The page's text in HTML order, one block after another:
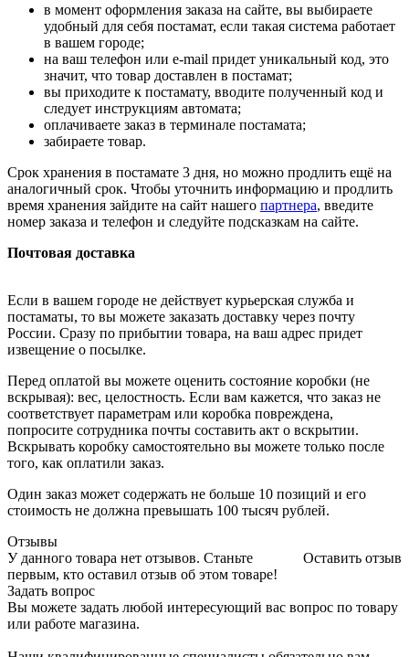
в момент оформления заказа на сайте, вы выбираете
удобный для себя постамат, если такая система работает
в вашем городе;
на ваш телефон или e-mail придет уникальный код, это
значит, что товар доставлен в постамат;
вы приходите к постамату, вводите полученный код и
следует инструкциям автомата;
оплачиваете заказ в терминале постамата;
забираете товар.
Срок хранения в постамате 3 дня, но можно продлить ещё на
аналогичный срок. Чтобы уточнить информацию и продлить
время хранения зайдите на сайт нашего партнера, введите
номер заказа и телефон и следуйте подсказкам на сайте.
Почтовая доставка
Если в вашем городе не действует курьерская служба и
постаматы, то вы можете заказать доставку через почту
России. Сразу по прибытии товара, на ваш адрес придет
извещение о посылке.
Перед оплатой вы можете оценить состояние коробки (не
вскрывая): вес, целостность. Если вам кажется, что заказ не
соответствует параметрам или коробка повреждена,
попросите сотрудника почты составить акт о вскрытии.
Вскрывать коробку самостоятельно вы можете только после
того, как оплатили заказ.
Один заказ может содержать не больше 10 позиций и его
стоимость не должна превышать 100 тысяч рублей.
Отзывы
Оставить отзыв
У данного товара нет отзывов. Станьте
первым, кто оставил отзыв об этом товаре!
Задать вопрос
Вы можете задать любой интересующий вас вопрос по товару
или работе магазина.